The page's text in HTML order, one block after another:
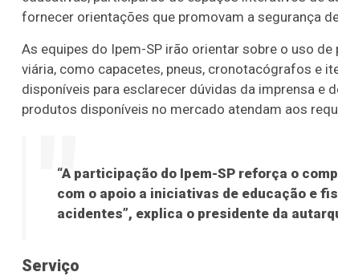
fornecer orientações que promovam a segurança
As equipes do Ipem-SP irão orientar sobre o uso
viária, como capacetes, pneus, cronotacógrafos e
disponíveis para esclarecer dúvidas da imprensa e
produtos disponíveis no mercado atendam aos
“A participação do Ipem-SP reforça o
com o apoio a iniciativas de educação e
acidentes”, explica o presidente da
Serviço